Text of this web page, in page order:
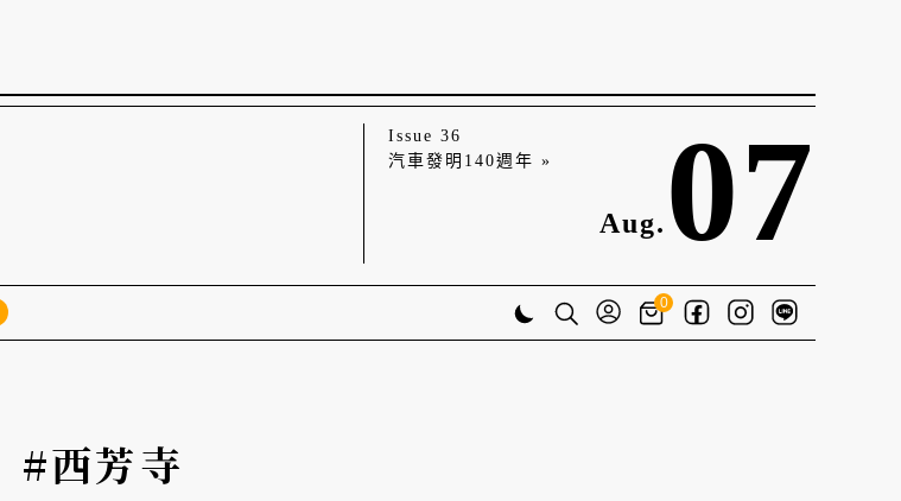
Issue 36
汽車發明140週年 »
Aug. 07
0
#西芳寺